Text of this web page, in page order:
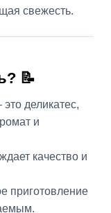
свежесть.
📝
деликатес,
и
качество и
приготовление